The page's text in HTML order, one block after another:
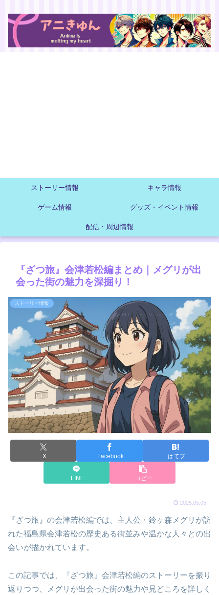
ストーリー情報 キャラ情報
ゲーム情報 グッズ・イベント情報
配信・周辺情報
『ざつ旅』会津若松編まとめ｜メグリが出
会った街の魅力を深掘り！
ストーリー情報
X Facebook はてブ
LINE コピー
2025.05.05
『ざつ旅』の会津若松編では、主人公・鈴ヶ森メグリが訪
れた福島県会津若松の歴史ある街並みや温かな人々との出
会いが描かれています。
この記事では、『ざつ旅』会津若松編のストーリーを振り
返りつつ、メグリが出会った街の魅力や見どころを詳しく